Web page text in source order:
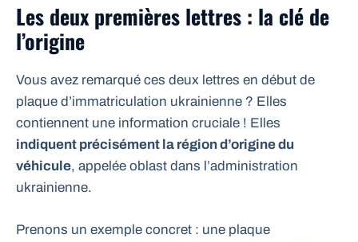
Les deux premières lettres : la clé de
l’origine
Vous avez remarqué ces deux lettres en début de
plaque d’immatriculation ukrainienne ? Elles
contiennent une information cruciale ! Elles
indiquent précisément la région d’origine du
véhicule, appelée oblast dans l’administration
ukrainienne.
Prenons un exemple concret : une plaque